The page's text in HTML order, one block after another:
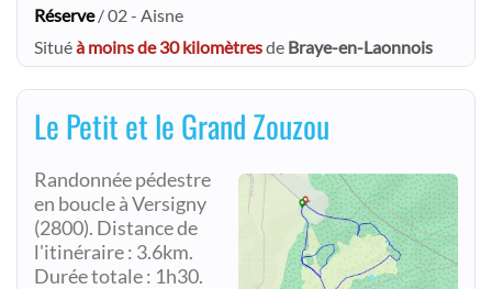
Réserve/ 02 - Aisne
Situéà moins de 30 kilomètresde Braye-en-Laonnois
Le Petit et le Grand Zouzou
Randonnée pédestre
en boucle à Versigny
(2800). Distance de
l'itinéraire : 3.6km.
Durée totale : 1h30.